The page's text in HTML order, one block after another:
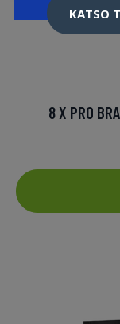
8 X PRO
KATSO